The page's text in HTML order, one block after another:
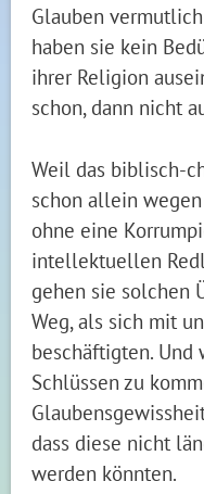
Glauben
haben sie kein
ihrer Religion
schon, dann nicht
Weil das biblisch-
schon allein
ohne eine
intellektuellen
gehen sie solchen
Weg, als sich mit
beschäftigten. Und
Schlüssen zu
dass diese nicht
werden könnten.